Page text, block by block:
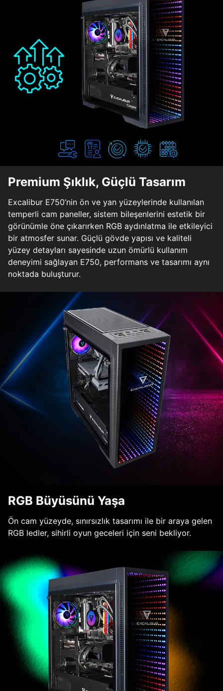
Premium Şıklık, Güçlü Tasarım
Excalibur E750’nin ön ve yan yüzeylerinde kullanılan
temperli cam paneller, sistem bileşenlerini estetik bir
görünümle öne çıkarırken RGB aydınlatma ile etkileyici
bir atmosfer sunar. Güçlü gövde yapısı ve kaliteli
yüzey detayları sayesinde uzun ömürlü kullanım
deneyimi sağlayan E750, performans ve tasarımı aynı
noktada buluşturur.
RGB Büyüsünü Yaşa
Ön cam yüzeyde, sınırsızlık tasarımı ile bir araya gelen
RGB ledler, sihirli oyun geceleri için seni bekliyor.